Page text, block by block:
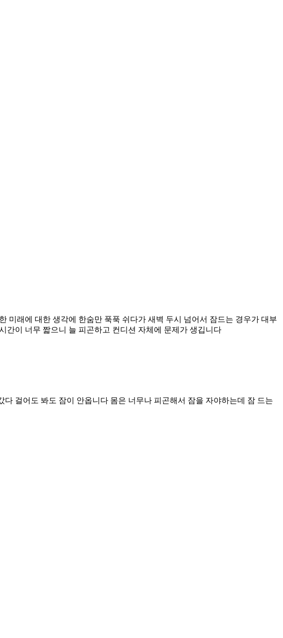
미래에 대한 생각에 한숨만 푹푹 쉬다가 새벽 두시 넘어서 잠드는 경우가 대부
간이 너무 짧으니 늘 피곤하고 컨디션 자체에 문제가 생깁니다
걸어도 봐도 잠이 안옵니다 몸은 너무나 피곤해서 잠을 자야하는데 잠 드는